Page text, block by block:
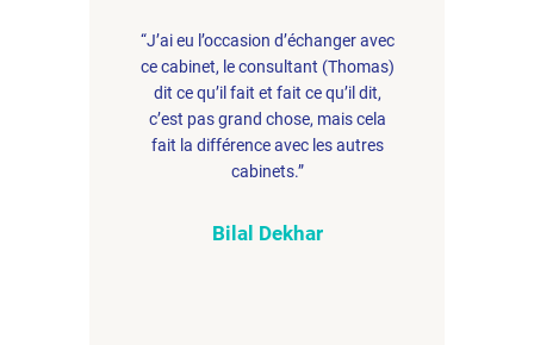
“J’ai eu l’occasion d’échanger avec
ce cabinet, le consultant (Thomas)
dit ce qu’il fait et fait ce qu’il dit,
c’est pas grand chose, mais cela
fait la différence avec les autres
cabinets.”
Bilal Dekhar